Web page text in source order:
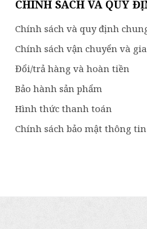
CHÍNH SÁCH VÀ QUY
Chính sách và quy định
Chính sách vận chuyển và
Đổi/trả hàng và hoàn tiền
Bảo hành sản phẩm
Hình thức thanh toán
Chính sách bảo mật thông tin